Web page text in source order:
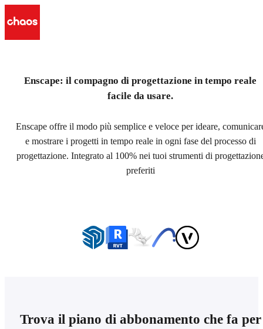
Enscape: il compagno di progettazione in tempo reale
facile da usare.
Enscape offre il modo più semplice e veloce per ideare,
e mostrare i progetti in tempo reale in ogni fase del processo di
progettazione. Integrato al 100% nei tuoi strumenti di
preferiti
Trova il piano di abbonamento che fa per